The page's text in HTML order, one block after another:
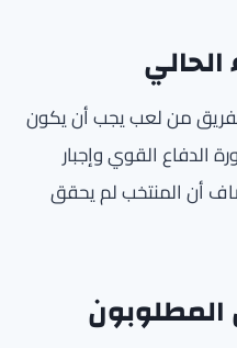
من لعب يجب أن يكون
الدفاع القوي وإجبار
أن المنتخب لم يحقق
المطلوبون